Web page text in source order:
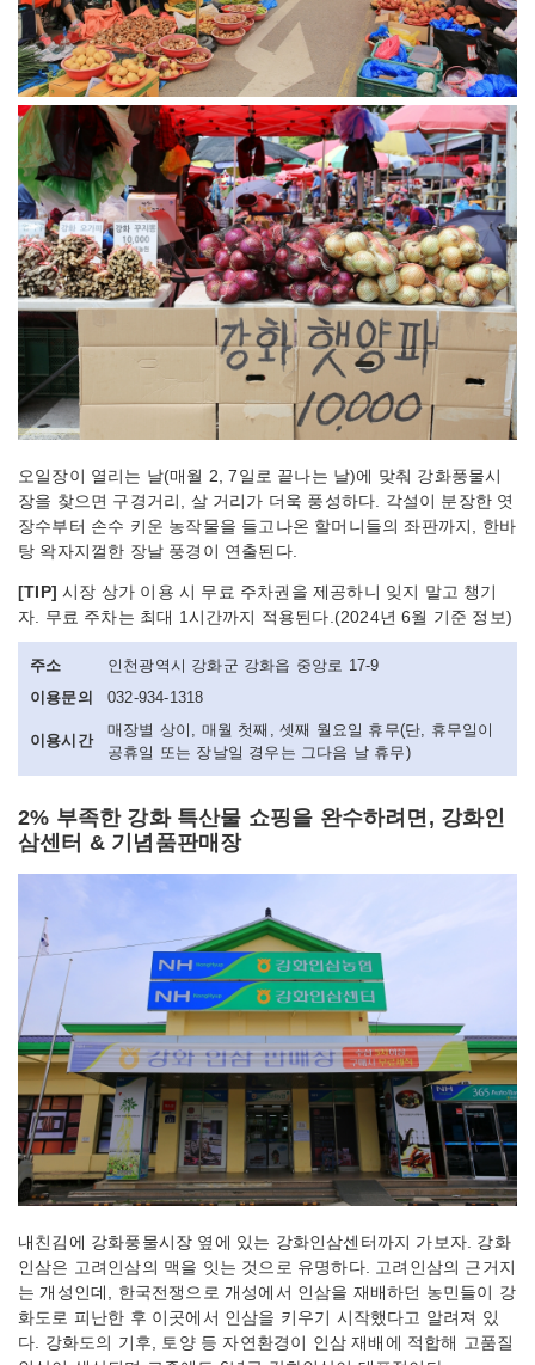
오일장이 열리는 날(매월 2, 7일로 끝나는 날)에 맞춰 강화풍물시
장을 찾으면 구경거리, 살 거리가 더욱 풍성하다. 각설이 분장한 엿
장수부터 손수 키운 농작물을 들고나온 할머니들의 좌판까지, 한바
탕 왁자지껄한 장날 풍경이 연출된다.
[TIP] 시장 상가 이용 시 무료 주차권을 제공하니 잊지 말고 챙기
자. 무료 주차는 최대 1시간까지 적용된다.(2024년 6월 기준 정보)
주소
인천광역시 강화군 강화읍 중앙로 17-9
이용문의
032-934-1318
이용시간
매장별 상이, 매월 첫째, 셋째 월요일 휴무(단, 휴무일이
공휴일 또는 장날일 경우는 그다음 날 휴무)
2% 부족한 강화 특산물 쇼핑을 완수하려면, 강화인
삼센터 & 기념품판매장
내친김에 강화풍물시장 옆에 있는 강화인삼센터까지 가보자. 강화
인삼은 고려인삼의 맥을 잇는 것으로 유명하다. 고려인삼의 근거지
는 개성인데, 한국전쟁으로 개성에서 인삼을 재배하던 농민들이 강
화도로 피난한 후 이곳에서 인삼을 키우기 시작했다고 알려져 있
다. 강화도의 기후, 토양 등 자연환경이 인삼 재배에 적합해 고품질